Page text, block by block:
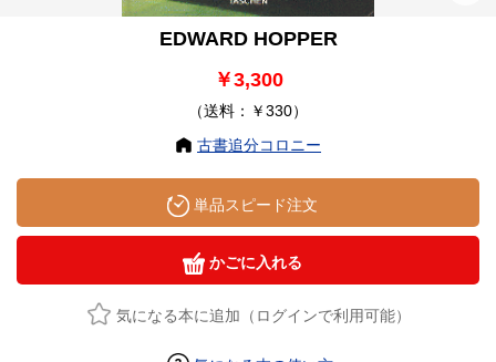
EDWARD HOPPER
￥3,300
（送料：￥330）
古書追分コロニー
単品スピード注文
かごに入れる
気になる本に追加（ログインで利用可能）